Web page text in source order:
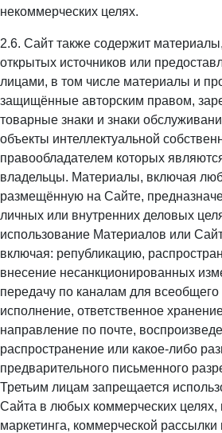
некоммерческих целях.
2.6. Сайт также содержит
открытых источников или
лицами, в том числе материалы и
защищённые авторским правом,
товарные знаки и знаки
объекты интеллектуальной
правообладателем которых
владельцы. Материалы, включая
размещённую на Сайте,
личных или внутренних деловых
использование Материалов или
включая: републикацию,
внесение несанкционированных
передачу по каналам для
исполнение, ответственное
направление по почте,
распространение или какое-либо
предварительного письменного
Третьим лицам запрещается
Сайта в любых коммерческих целях,
маркетинга, коммерческой рассылки